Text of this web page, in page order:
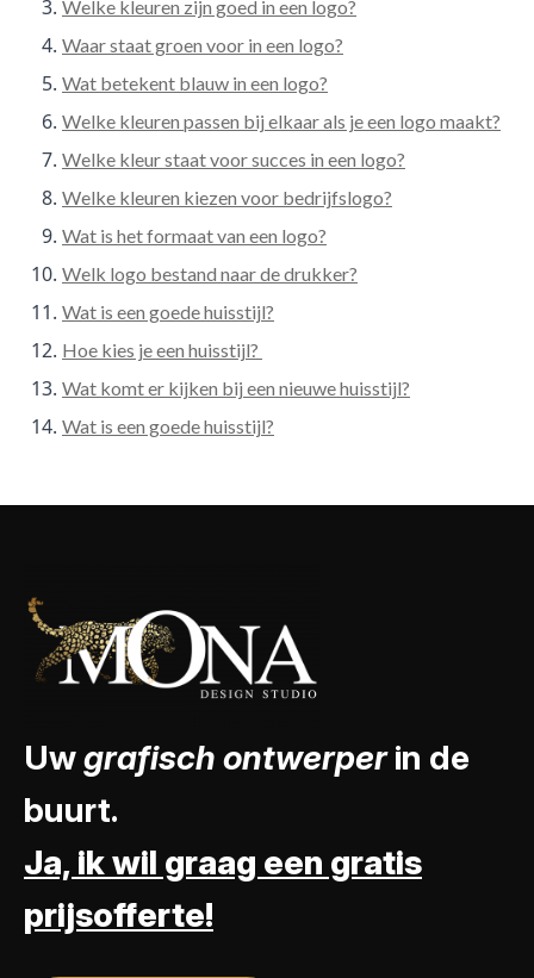
Welke kleuren zijn goed in een logo?
Waar staat groen voor in een logo?
Wat betekent blauw in een logo?
Welke kleuren passen bij elkaar als je een logo maakt?
Welke kleur staat voor succes in een logo?
Welke kleuren kiezen voor bedrijfslogo?
Wat is het formaat van een logo?
Welk logo bestand naar de drukker?
Wat is een goede huisstijl?
Hoe kies je een huisstijl?
Wat komt er kijken bij een nieuwe huisstijl?
Wat is een goede huisstijl?
Uwgrafisch ontwerperin de
buurt.
Ja, ik wil graag een gratis
prijsofferte!